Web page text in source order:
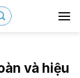
và hiệu